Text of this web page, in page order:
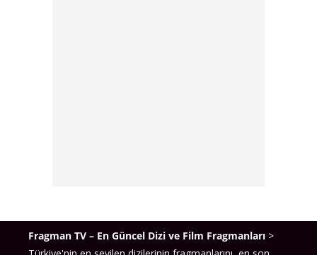
Fragman TV – En Güncel Dizi ve Film Fragmanları >